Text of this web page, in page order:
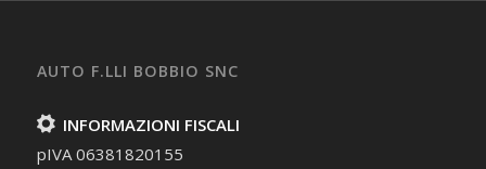
AUTO F.LLI BOBBIO SNC
INFORMAZIONI FISCALI
pIVA 06381820155